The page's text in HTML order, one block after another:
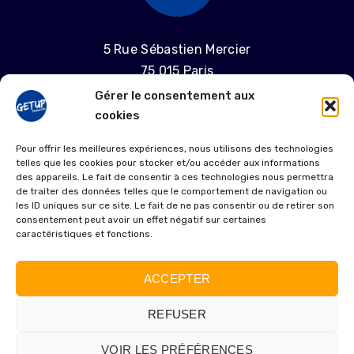
Gérer le consentement aux
cookies
Pour offrir les meilleures expériences, nous utilisons des technologies
telles que les cookies pour stocker et/ou accéder aux informations
des appareils. Le fait de consentir à ces technologies nous permettra
de traiter des données telles que le comportement de navigation ou
les ID uniques sur ce site. Le fait de ne pas consentir ou de retirer son
consentement peut avoir un effet négatif sur certaines
caractéristiques et fonctions.
ACCEPTER
REFUSER
VOIR LES PRÉFÉRENCES
5 Rue Sébastien Mercier
75 015 Paris
MENTIONS LÉGALES
POLITIQUE DE COOKIES (UE)
© 2025 GetUp Production | Design by